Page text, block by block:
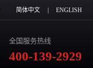
简体中文 ENGLISH
全国服务热线
400-139-2929